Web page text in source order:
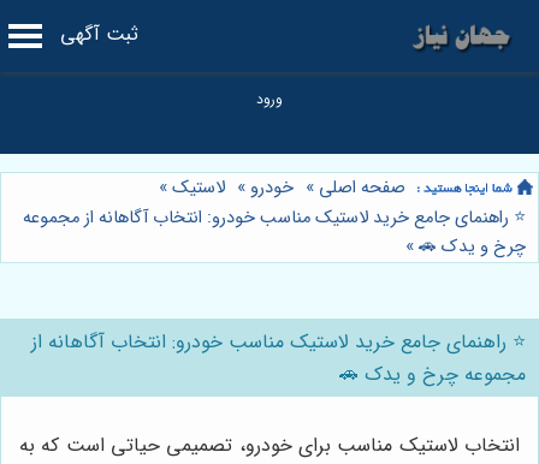
ثبت آگهی
صفحه اصلی » خودرو » لاستیک»
⭐️ راهنمای جامع خرید لاستیک مناسب خودرو: انتخاب آگاهانه از مجموعه
چرخ و یدک 🚗»
⭐️ راهنمای جامع خرید لاستیک مناسب خودرو: انتخاب آگاهانه از
مجموعه چرخ و یدک 🚗
انتخاب لاستیک مناسب برای خودرو، تصمیمی حیاتی است که به